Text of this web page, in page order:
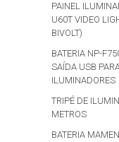
PAINEL
U60T VIDEO
BIVOLT)
BATERIA NP-
SAÍDA USB
ILUMINADORES
TRIPÉ DE
METROS
BATERIA